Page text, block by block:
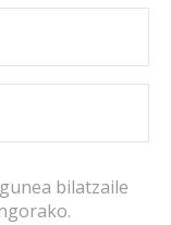
bilatzaile